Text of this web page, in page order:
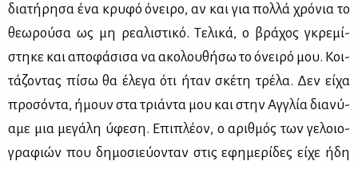
δια­τή­ρη­σα ένα κρυ­φό όνει­ρο, αν και για πολ­λά χρό­νια το
θε­ω­ρού­σα ως μη ρε­α­λι­στι­κό. Τε­λι­κά, ο βρά­χος γκρε­μί­
στη­κε και απο­φά­σι­σα να ακο­λου­θή­σω το όνει­ρό μου. Κοι­
τά­ζο­ντας πί­σω θα έλε­γα ότι ήταν σκέ­τη τρέ­λα. Δεν εί­χα
προ­σό­ντα, ήμουν στα τριά­ντα μου και στην Αγ­γλία δια­νύ­
α­με μια με­γά­λη ύφε­ση. Επι­πλέ­ον, ο αριθ­μός των γε­λοιο­
γρα­φιών που δη­μο­σιεύ­ο­νταν στις εφη­με­ρί­δες εί­χε ήδη